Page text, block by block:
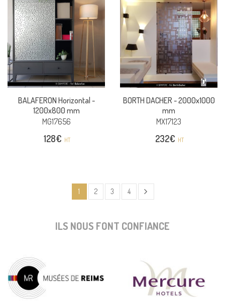
BALAFERON Horizontal -
1200x800 mm
MG17656
128€ HT
BORTH DACHER -2000x1000
mm
MX17123
232€ HT
1 2 3 4
ILS NOUS FONT CONFIANCE